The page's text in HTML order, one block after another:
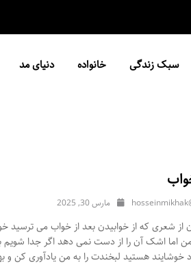
سبک زندگی خانواده دنیای مد
مارس 30, 2025
از شعری که از خوابیدن بعد از خواب می ترسید
اما اشک آن را از دست نمی دهد اگر جدا
هستید لبخندت را به من یادآوری کن و